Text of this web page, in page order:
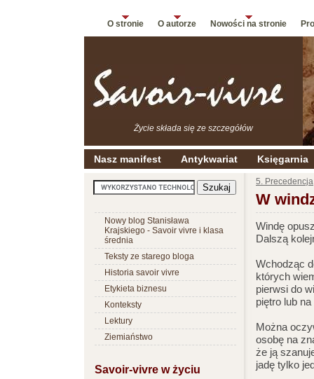
O stronie O autorze Nowości na stronie
Życie składa się ze szczegółów
5. Precedencja
Nasz manifest Antykwariat Księgarnia
Nowy blog Stanisława
Krajskiego - Savoir vivre i klasa
średnia
Teksty ze starego bloga
Historia savoir vivre
Etykieta biznesu
Konteksty
Lektury
Ziemiaństwo
Savoir-vivre w życiu
W
Windę
Dalszą
Wchodząc
których
pierwsi do
piętro lub na
Można
osobę na
że ją
jadę tylko